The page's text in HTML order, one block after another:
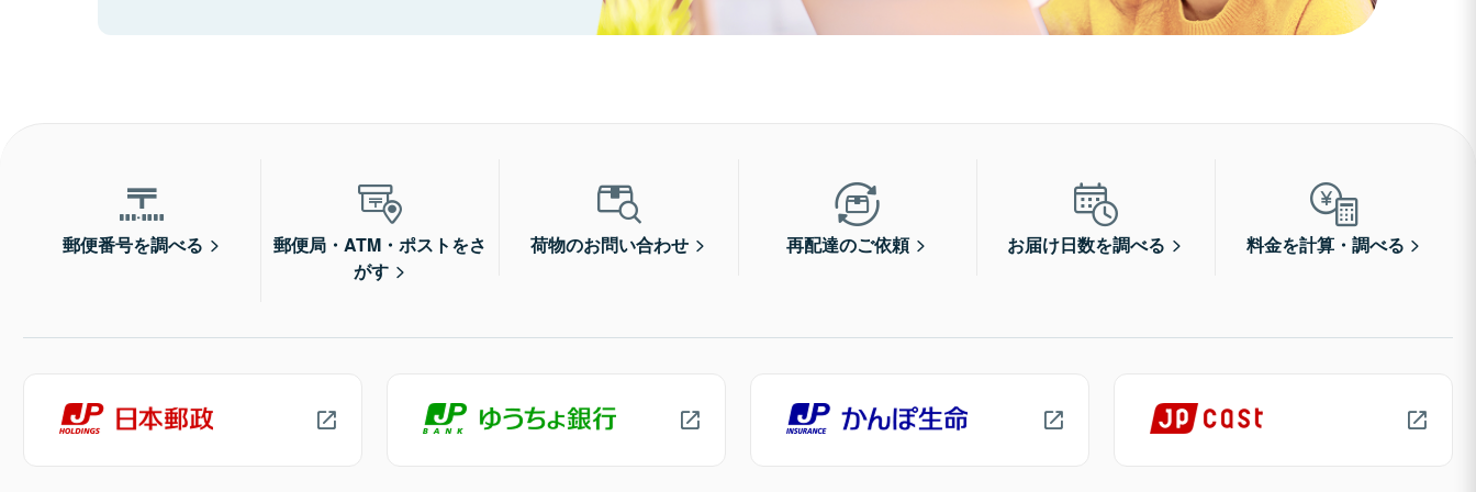
郵便番号を調べる
郵便局・ATM・ポストをさ
がす
荷物のお問い合わせ 再配達のご依頼 お届け日数を調べる 料金を計算・調べる